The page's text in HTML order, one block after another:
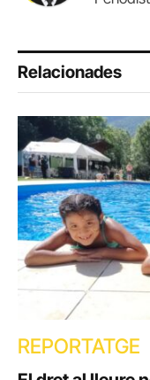
Relacionades
REPORTATGE